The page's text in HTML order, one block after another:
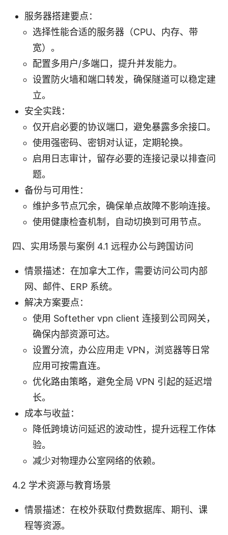
服务器搭建要点：
选择性能合适的服务器（CPU、内存、带
宽）。
配置多用户/多端口，提升并发能力。
设置防火墙和端口转发，确保隧道可以稳定建
立。
安全实践：
仅开启必要的协议端口，避免暴露多余接口。
使用强密码、密钥对认证，定期轮换。
启用日志审计，留存必要的连接记录以排查问
题。
备份与可用性：
维护多节点冗余，确保单点故障不影响连接。
使用健康检查机制，自动切换到可用节点。
四、实用场景与案例 4.1 远程办公与跨国访问
情景描述：在加拿大工作，需要访问公司内部
网、邮件、ERP 系统。
解决方案要点：
使用 Softether vpn client 连接到公司网关，
确保内部资源可达。
设置分流，办公应用走 VPN，浏览器等日常
应用可按需直连。
优化路由策略，避免全局 VPN 引起的延迟增
长。
成本与收益：
降低跨境访问延迟的波动性，提升远程工作体
验。
减少对物理办公室网络的依赖。
4.2 学术资源与教育场景
情景描述：在校外获取付费数据库、期刊、课
程等资源。